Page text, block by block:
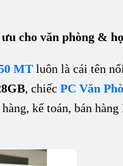
cho văn phòng &
MT luôn là cái tên
, chiếc PC Văn
kế toán, bán hàng